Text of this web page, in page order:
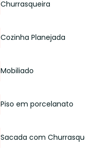
Churrasqueira
Cozinha Planejada
Mobiliado
Piso em porcelanato
Sacada com